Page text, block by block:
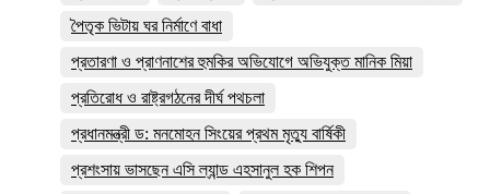
পৈতৃক ভিটায় ঘর নির্মাণে বাধা
প্রতারণা ও প্রাণনাশের হুমকির অভিযোগে অভিযুক্ত মানিক মিয়া
প্রতিরোধ ও রাষ্ট্রগঠনের দীর্ঘ পথচলা
প্রধানমন্ত্রী ড: মনমোহন সিংয়ের প্রথম মৃত্যু বার্ষিকী
প্রশংসায় ভাসছেন এসি ল্যান্ড এহসানুল হক শিপন